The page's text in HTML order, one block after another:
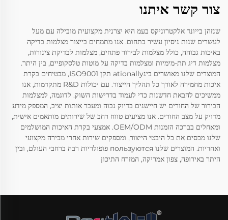
צור קשר איתנו
שנזהן בייונד אלקטרוניקס בעמ היא יצרנית מקצועית מובילה עם מעל
לעשרים שנות ניסיון עשיר בתחום. אנו מתמחים בייצור מצלמות בדיקה
באיכות גבוהה, כולל מצלמות לבירור פתחים, מצלמות לבדיקת צינורות,
מצלמות דיג תת-מימיות ומצלמות בדיקה על מוטות טלסקופיים, בין היתר.
המוצרים שלנו מאושרים בינationally תקן ISO9001, מבטיחים בקרת
איכות מחמירה לאורך כל תהליך הייצור. עם יכולות R&D מתקדמות, אנו
ממשיכים להבאת חדשנות כדי לעמוד בדרישות השוק. לדוגמה, למצלמות
הבירור של החורים יש חיישנים בדיוק גבוה ומעבר אותות יציב, המספק מידע
מדויק על מצב החורים. אנו מציעים טווח רחב של שירותים מותאמים אישית,
ומאחלים בברכה הזמנות OEM/ODM. אמצעי בקרת האיכות המושלמים
שלנו מכסים את כל היבטי הייצור, ומספקים שירות אחרי מכירה מקצועי
ואחריות. המוצרים שלנו пользуются פופולריות רבה ברחבי העולם, ובין
היתר באירופה, צפון אמריקה, המזרח התיכון